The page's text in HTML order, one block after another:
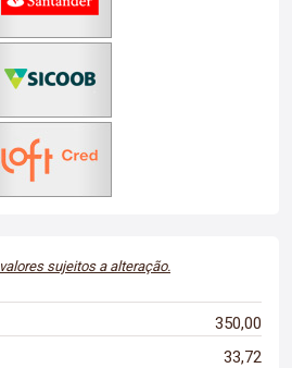
valores sujeitos a alteração.
350,00
33,72